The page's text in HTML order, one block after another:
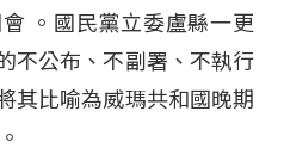
。國民黨立委盧縣一更
不公布、不副署、不執行
其比喻為威瑪共和國晚期